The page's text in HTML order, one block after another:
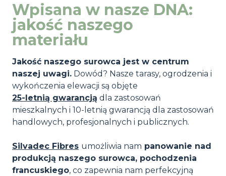
Wpisana w nasze DNA:
jakość naszego
materiału
Jakość naszego surowca jest w centrum
naszej uwagi. Dowód? Nasze tarasy, ogrodzenia i
wykończenia elewacji są objęte
25-letnią gwarancją dla zastosowań
mieszkalnych i 10-letnią gwarancją dla zastosowań
handlowych, profesjonalnych i publicznych.
Silvadec Fibres umożliwia nam panowanie nad
produkcją naszego surowca, pochodzenia
francuskiego, co zapewnia nam perfekcyjną